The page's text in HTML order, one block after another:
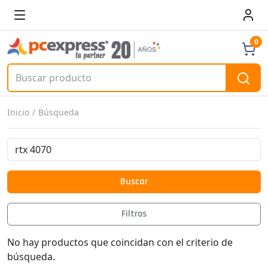
0
Inicio Búsqueda
Buscar
Filtros
No hay productos que coincidan con el criterio de
búsqueda.